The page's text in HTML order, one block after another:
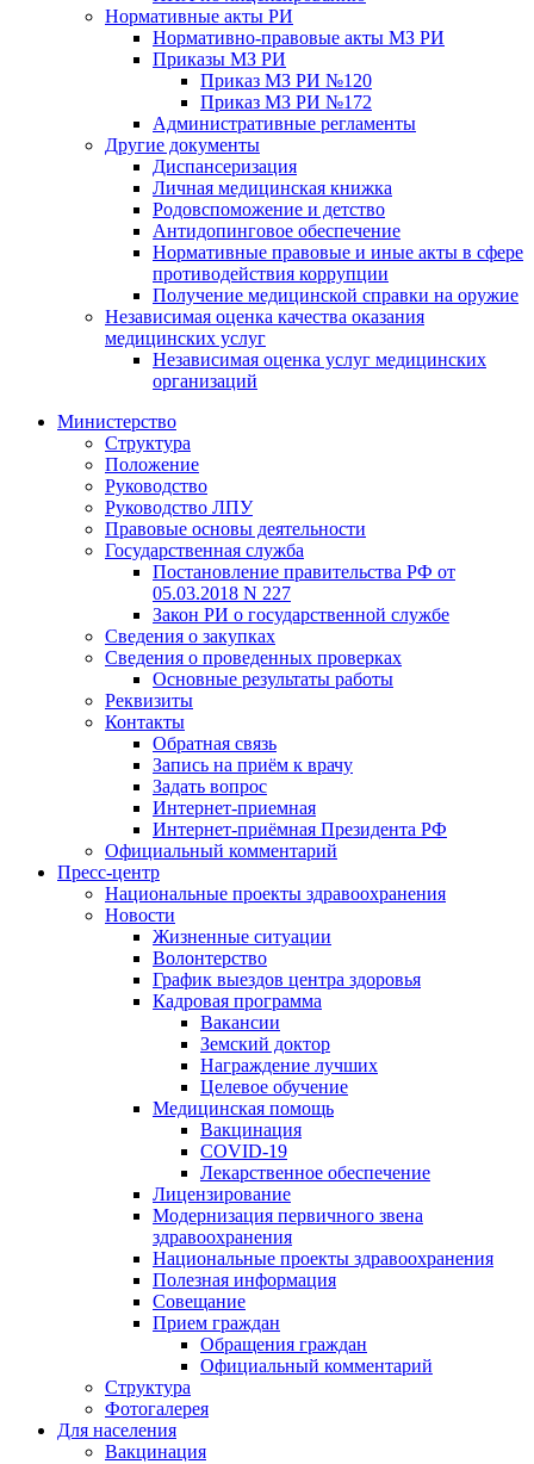
Нормативные акты РИ
Нормативно-правовые акты МЗ РИ
Приказы МЗ РИ
Приказ МЗ РИ №120
Приказ МЗ РИ №172
Административные регламенты
Другие документы
Диспансеризация
Личная медицинская книжка
Родовспоможение и детство
Антидопинговое обеспечение
Нормативные правовые и иные акты в сфере
противодействия коррупции
Получение медицинской справки на оружие
Независимая оценка качества оказания
медицинских услуг
Независимая оценка услуг медицинскиx
организаций
Министерство
Структура
Положение
Руководство
Руководство ЛПУ
Правовые основы деятельности
Государственная служба
Постановление правительства РФ от
05.03.2018 N 227
Закон РИ о государственной службе
Сведения о закупках
Сведения о проведенных проверках
Основные результаты работы
Реквизиты
Контакты
Обратная связь
Запись на приём к врачу
Задать вопрос
Интернет-приемная
Интернет-приёмная Президента РФ
Официальный комментарий
Пресс-центр
Национальные проекты здравоохранения
Новости
Жизненные ситуации
Волонтерство
График выездов центра здоровья
Кадровая программа
Вакансии
Земский доктор
Награждение лучших
Целевое обучение
Медицинская помощь
Вакцинация
COVID-19
Лекарственное обеспечение
Лицензирование
Модернизация первичного звена
здравоохранения
Национальные проекты здравоохранения
Полезная информация
Совещание
Прием граждан
Обращения граждан
Официальный комментарий
Структура
Фотогалерея
Для населения
Вакцинация